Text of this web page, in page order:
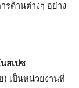
รด้านต่างๆ อย่าง
สเปซ
) เป็นหน่วยงานที่